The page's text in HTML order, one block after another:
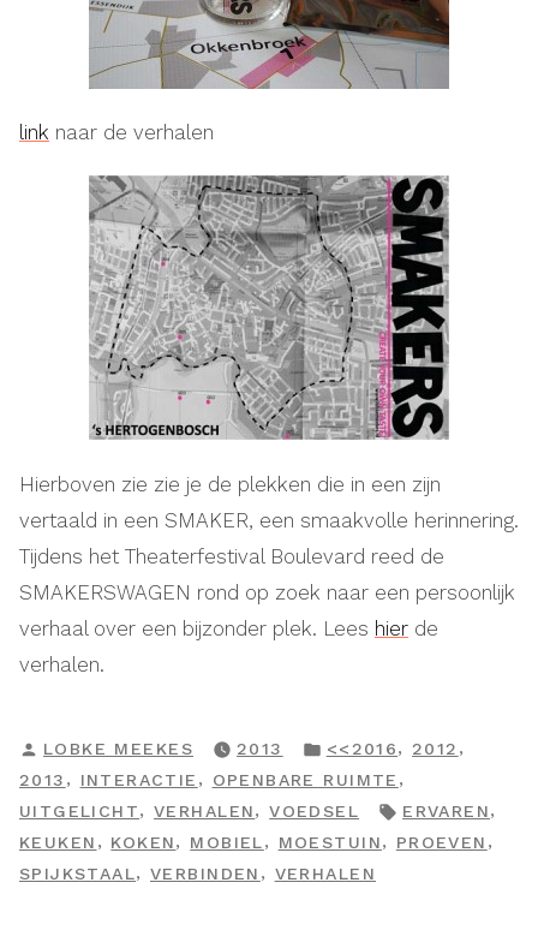
link naar de verhalen
Hierboven zie zie je de plekken die in een zijn
vertaald in een SMAKER, een smaakvolle herinnering.
Tijdens het Theaterfestival Boulevard reed de
SMAKERSWAGEN rond op zoek naar een persoonlijk
verhaal over een bijzonder plek. Lees hier de
verhalen.
GEPLAATST
DOOR
LOBKE MEEKES 2013
GEPLAATST
IN
<<2016, 2012 ,
2013 , INTERACTIE , OPENBARE RUIMTE ,
UITGELICHT,VERHALEN,VOEDSEL TAGS:
ERVAREN,
KEUKEN , KOKEN, MOBIEL, MOESTUIN, PROEVEN ,
SPIJKSTAAL,VERBINDEN , VERHALEN